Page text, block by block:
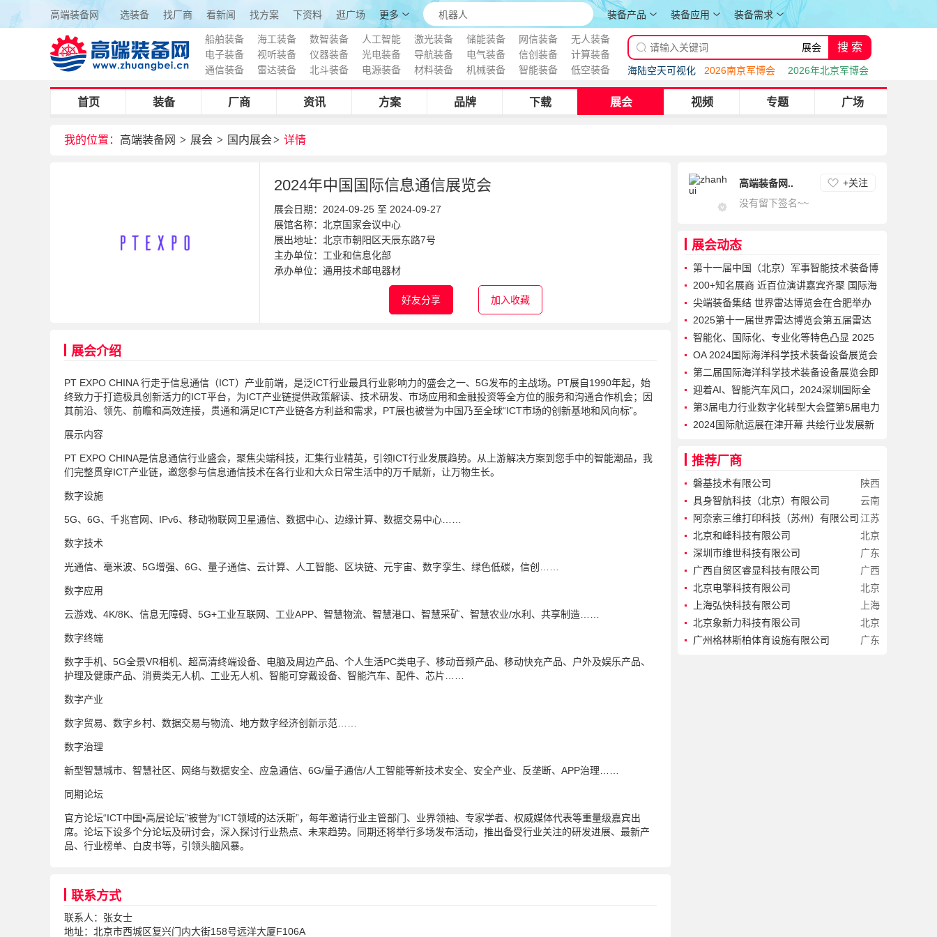
高端装备网 选装备 找厂商 看新闻 找方案 下资料 逛广场 更多 装备产品 装备应用 装备需求
船舶装备 海工装备 数智装备 人工智能 激光装备 储能装备 网信装备
无人装备
电子装备
视听装备 仪器装备 光电装备 导航装备 电气装备 信创装备
计算装备
通信装备
雷达装备 北斗装备 电源装备 材料装备 机械装备 智能装备 低空装备 海陆空天可视化 2026南京军博会 2026年北京军博会
首页 装备 厂商 资讯 方案 品牌 下载 展会 视频 专题 广场
我的位置： 高端装备网 > 展会 > 国内展会> 详情
2024年中国国际信息通信展览会
展会日期：2024-09-25 至 2024-09-27
展馆名称：北京国家会议中心
展出地址： 北京市朝阳区天辰东路7号
主办单位：工业和信息化部
承办单位：通用技术邮电器材
好友分享 加入收藏
展会介绍
PT EXPO CHINA 行走于信息通信（ICT）产业前端，是泛ICT行业最具行业影响力的盛会之一、5G发布的主战场。PT展自1990年起，始
终致力于打造极具创新活力的ICT平台，为ICT产业链提供政策解读、技术研发、市场应用和金融投资等全方位的服务和沟通合作机会；因
其前沿、领先、前瞻和高效连接，贯通和满足ICT产业链各方利益和需求，PT展也被誉为中国乃至全球“ICT市场的创新基地和风向标”。
展示内容
PT EXPO CHINA是信息通信行业盛会，聚焦尖端科技，汇集行业精英，引领ICT行业发展趋势。从上游解决方案到您手中的智能潮品，我
们完整贯穿ICT产业链，邀您参与信息通信技术在各行业和大众日常生活中的万千赋新，让万物生长。
数字设施
5G、6G、千兆官网、IPv6、移动物联网卫星通信、数据中心、边缘计算、数据交易中心……
数字技术
光通信、毫米波、5G增强、6G、量子通信、云计算、人工智能、区块链、元宇宙、数字孪生、绿色低碳，信创……
数字应用
云游戏、4K/8K、信息无障碍、5G+工业互联网、工业APP、智慧物流、智慧港口、智慧采矿、智慧农业/水利、共享制造……
数字终端
数字手机、5G全景VR相机、超高清终端设备、电脑及周边产品、个人生活PC类电子、移动音频产品、移动快充产品、户外及娱乐产品、
护理及健康产品、消费类无人机、工业无人机、智能可穿戴设备、智能汽车、配件、芯片……
数字产业
数字贸易、数字乡村、数据交易与物流、地方数字经济创新示范……
数字治理
新型智慧城市、智慧社区、网络与数据安全、应急通信、6G/量子通信/人工智能等新技术安全、安全产业、反垄断、APP治理……
同期论坛
官方论坛“ICT中国•高层论坛”被誉为“ICT领域的达沃斯”，每年邀请行业主管部门、业界领袖、专家学者、权威媒体代表等重量级嘉宾出
席。论坛下设多个分论坛及研讨会，深入探讨行业热点、未来趋势。同期还将举行多场发布活动，推出备受行业关注的研发进展、最新产
品、行业榜单、白皮书等，引领头脑风暴。
联系方式
联系人：张女士
地址：北京市西城区复兴门内大街158号远洋大厦F106A
高端装备网..
+关注
没有留下签名~~
展会动态
第十一届中国（北京）军事智能技术装备博
览会在京开幕
200+知名展商 近百位演讲嘉宾齐聚 国际海
洋科技盛会将于10月上海启幕
尖端装备集结 世界雷达博览会在合肥举办
2025第十一届世界雷达博览会第五届雷达
未来大会在合肥召开
智能化、国际化、专业化等特色凸显 2025
珠海国际海洋智能科技展览会圆满闭幕
OA 2024国际海洋科学技术装备设备展览会
在上海圆满闭幕
第二届国际海洋科学技术装备设备展览会即
将开幕 参观参会报名进行中
迎着AI、智能汽车风口，2024深圳国际全
触与显示展关于产业发展的新思考
第3届电力行业数字化转型大会暨第5届电力
人工智能大会即将召开
2024国际航运展在津开幕 共绘行业发展新
推荐厂商
陕西
磐基技术有限公司
云南
具身智航科技（北京）有限公司
江苏
阿奈索三维打印科技（苏州）有限公司
北京
北京和峰科技有限公司
广东
深圳市维世科技有限公司
广西
广西自贸区睿显科技有限公司
北京
北京电擎科技有限公司
上海
上海弘快科技有限公司
北京
北京象新力科技有限公司
广东
广州格林斯柏体育设施有限公司